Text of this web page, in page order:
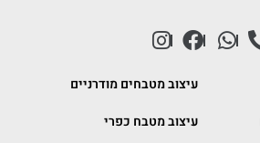
עיצוב מטבחים מודרניים
עיצוב מטבח כפרי